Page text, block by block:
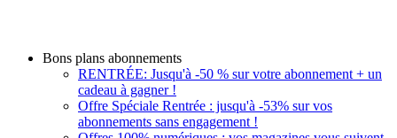
Bons plans abonnements
RENTRÉE: Jusqu'à -50 % sur votre abonnement + un
cadeau à gagner !
Offre Spéciale Rentrée : jusqu'à -53% sur vos
abonnements sans engagement !